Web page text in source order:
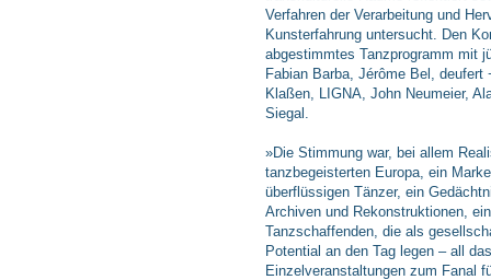
Verfahren der Verarbeitung und
Kunsterfahrung untersucht. Den
abgestimmtes Tanzprogramm mit
Fabian Barba, Jérôme Bel,
Klaßen, LIGNA, John Neumeier,
Siegal.
»Die Stimmung war, bei allem
tanzbegeisterten Europa, ein
überflüssigen Tänzer, ein
Archiven und Rekonstruktionen,
Tanzschaffenden, die als
Potential an den Tag legen – all
Einzelveranstaltungen zum Fanal